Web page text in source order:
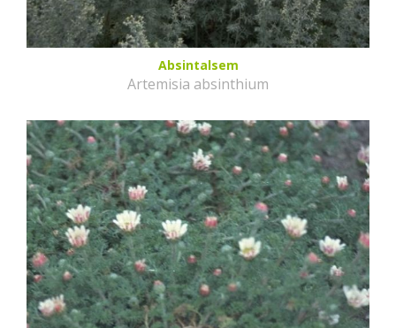
Absintalsem
Artemisia absinthium